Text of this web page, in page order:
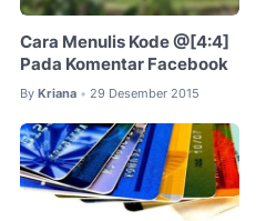
Cara Menulis Kode @[4:4]
Pada Komentar Facebook
By Kriana • 29 Desember 2015